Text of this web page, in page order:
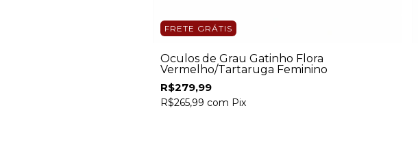
FRETE GRÁTIS
Óculos de Grau Gatinho Flora
Vermelho/Tartaruga Feminino
R$279,99
R$265,99 com Pix